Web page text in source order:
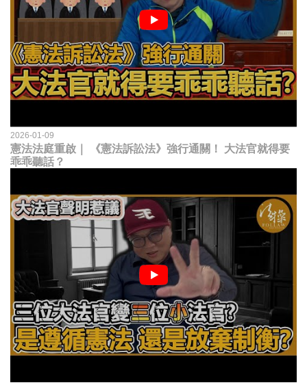
2026-01-09
憲法法庭重啟｜ 《憲法訴訟法》強行通關！ 大法官就得要
乖乖聽話？